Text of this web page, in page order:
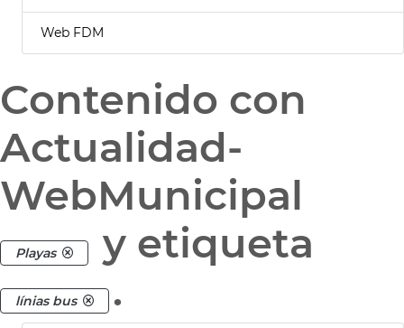
Web FDM
Contenido con
Actualidad-
WebMunicipal
Playas y etiqueta
línias bus .